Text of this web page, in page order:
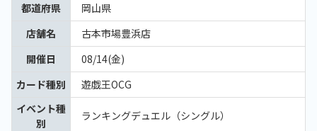
都道府県
岡山県
店舗名
古本市場豊浜店
開催日
08/14(金)
カード種別
遊戯王OCG
イベント種
別
ランキングデュエル（シングル）